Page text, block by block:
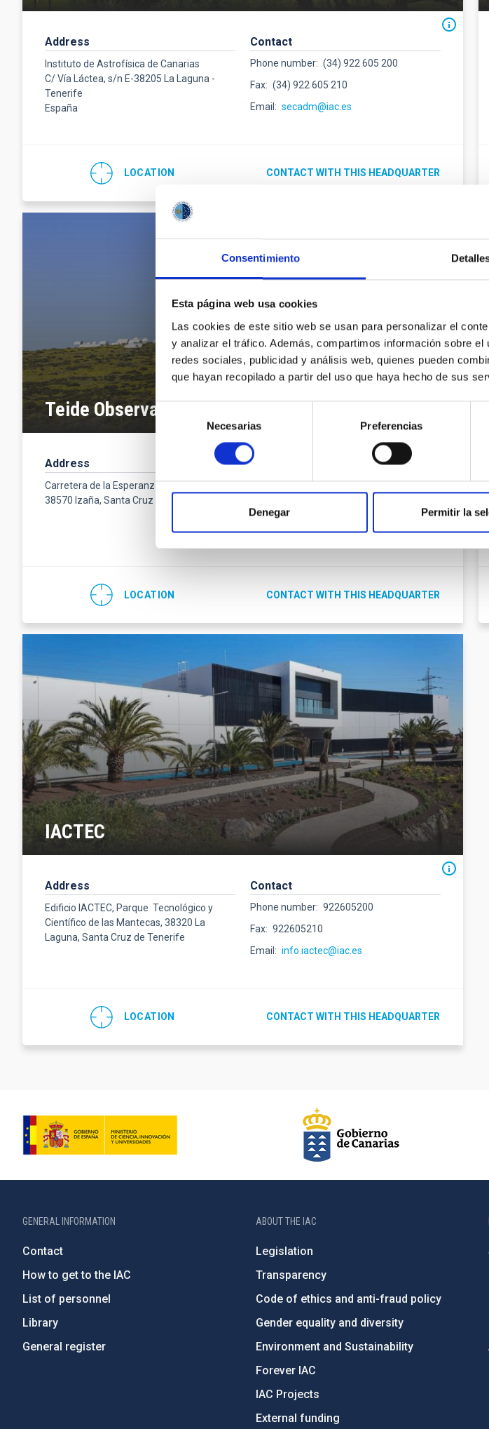
Consentimiento
Esta página web usa cookies
Las cookies de este sitio web se usan para personalizar el
y analizar el tráfico. Además, compartimos información sobre
redes sociales, publicidad y análisis web, quienes pueden
que hayan recopilado a partir del uso que haya hecho de sus
Selección
consentimiento
Necesarias Preferencias
Denegar Permitir la
Address
Instituto de Astrofísica de Canarias
C/ Vía Láctea, s/n E-38205 La Laguna -
Tenerife
España
Contact
Phone number
(34) 922 605 200
Fax
(34) 922 605 210
Email
secadm@iac.es
LOCATION CONTACT WITH THIS HEADQUARTER
Teide Observatory
Address
Carretera de la Esperanza, s/n,
38570 Izaña, Santa Cruz de Tenerife
Contact
Phone number
(34) 922 329 100
Fax
LOCATION CONTACT WITH THIS HEADQUARTER
IACTEC
Address
Edificio IACTEC, Parque Tecnológico y
Científico de las Mantecas, 38320 La
Laguna, Santa Cruz de Tenerife
Contact
Phone number
922605200
Fax
922605210
Email
info.iactec@iac.es
LOCATION CONTACT WITH THIS HEADQUARTER
GENERAL INFORMATION
Contact
How to get to the IAC
List of personnel
Library
General register
ABOUT THE IAC
Legislation
Transparency
Code of ethics and anti-fraud policy
Gender equality and diversity
Environment and Sustainability
Forever IAC
IAC Projects
External funding